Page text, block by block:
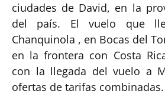
ciudades de David, en la
del país. El vuelo que
Chanquinola , en Bocas del
en la frontera con Costa
con la llegada del vuelo a
ofertas de tarifas combinadas.